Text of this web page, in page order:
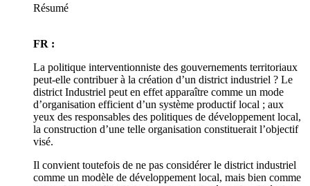
Résumé
FR :
La politique interventionniste des gouvernements territoriaux
peut-elle contribuer à la création d’un district industriel ? Le
district Industriel peut en effet apparaître comme un mode
d’organisation efficient d’un système productif local ; aux
yeux des responsables des politiques de développement local,
la construction d’une telle organisation constituerait l’objectif
visé.
Il convient toutefois de ne pas considérer le district industriel
comme un modèle de développement local, mais bien comme